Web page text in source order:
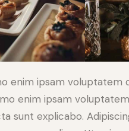
enim ipsam voluptatem
enim ipsam
sunt explicabo.